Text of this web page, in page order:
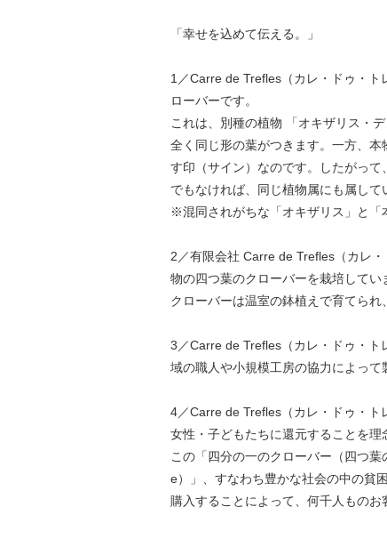
「幸せを込めて伝える。」
1／Carre de Trefles（カレ・ドゥ・
ローバーです。
これは、別種の植物 「オキザリス・
全く同じ形の葉がつきます。一方、
す印（サイン）なのです。したがっ
でもなければ、同じ植物属にも属して
※混同されがちな「オキザリス」と「
2／有限会社 Carre de Trefles（カレ
物の四つ葉のクローバーを栽培してい
クローバーは温室の鉢植えで育てら
3／Carre de Trefles（カレ・ドゥ・ト
域の職人や小規模工房の協力によって
4／Carre de Trefles（カレ・ドゥ・ト
女性・子どもたちに還元することを理
この「四分の一のクローバー（四つ
e）」、すなわち豊かな社会の中の貧
購入することによって、何千人もの